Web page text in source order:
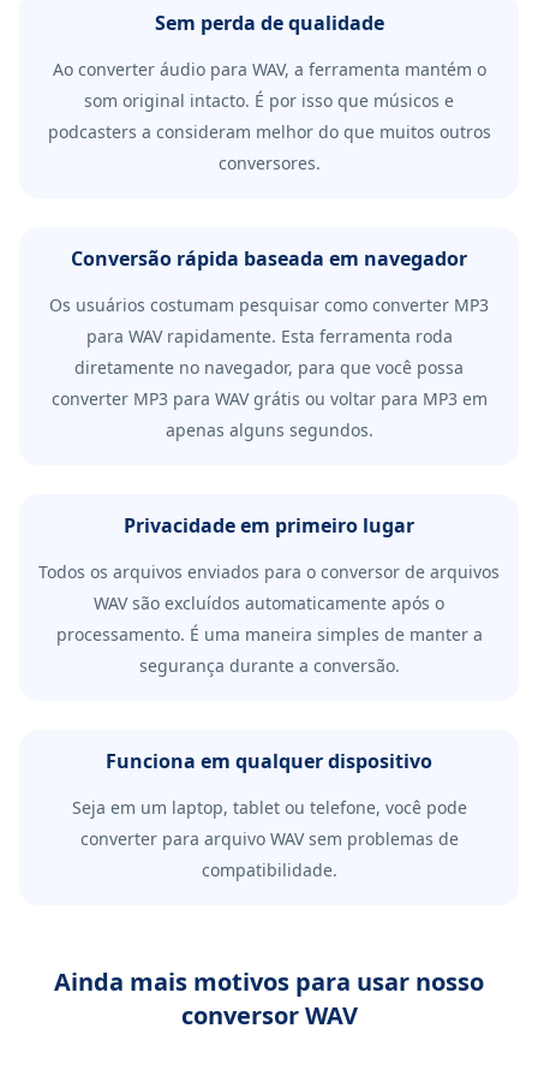
Sem perda de qualidade
Ao converter áudio para WAV, a ferramenta mantém o
som original intacto. É por isso que músicos e
podcasters a consideram melhor do que muitos outros
conversores.
Conversão rápida baseada em navegador
Os usuários costumam pesquisar como converter MP3
para WAV rapidamente. Esta ferramenta roda
diretamente no navegador, para que você possa
converter MP3 para WAV grátis ou voltar para MP3 em
apenas alguns segundos.
Privacidade em primeiro lugar
Todos os arquivos enviados para o conversor de arquivos
WAV são excluídos automaticamente após o
processamento. É uma maneira simples de manter a
segurança durante a conversão.
Funciona em qualquer dispositivo
Seja em um laptop, tablet ou telefone, você pode
converter para arquivo WAV sem problemas de
compatibilidade.
Ainda mais motivos para usar nosso
conversor WAV